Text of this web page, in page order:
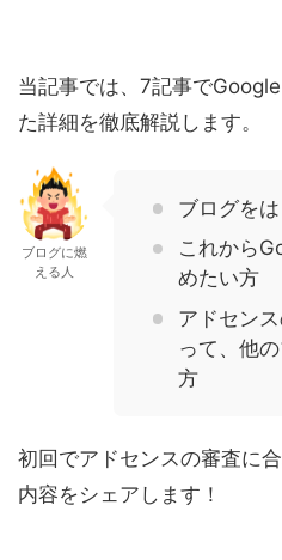
当記事では、7記事で
た詳細を徹底解説します。
ブログに燃
える人
ブログを
これから
めたい方
アドセン
って、他
方
初回でアドセンスの審査に
内容をシェアします！